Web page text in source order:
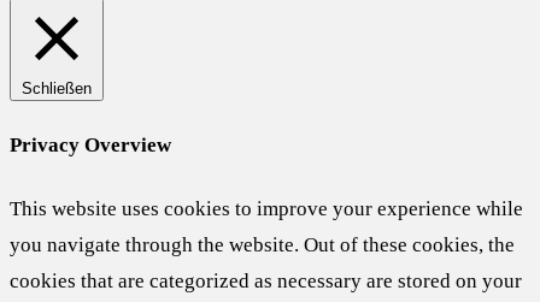
Schließen
Privacy Overview
This website uses cookies to improve your experience while
you navigate through the website. Out of these cookies, the
cookies that are categorized as necessary are stored on your